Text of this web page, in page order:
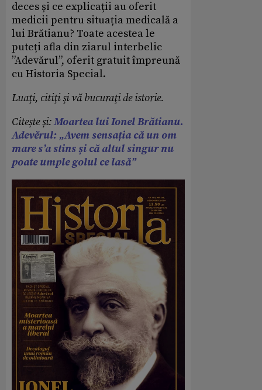
deces și ce explicații au oferit
medicii pentru situația medicală a
lui Brătianu? Toate acestea le
puteți afla din ziarul interbelic
”Adevărul”, oferit gratuit împreună
cu Historia Special.
Luaţi, citiţi şi vă bucuraţi de istorie.
Citește și:Moartea lui Ionel Brătianu.
Adevĕrul: „Avem sensația că un om
mare s’a stins și că altul singur nu
poate umple golul ce lasă”